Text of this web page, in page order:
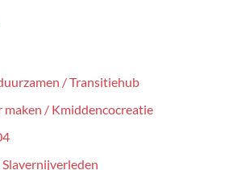
/ Transitiehub
maken / Kmiddencocreatie